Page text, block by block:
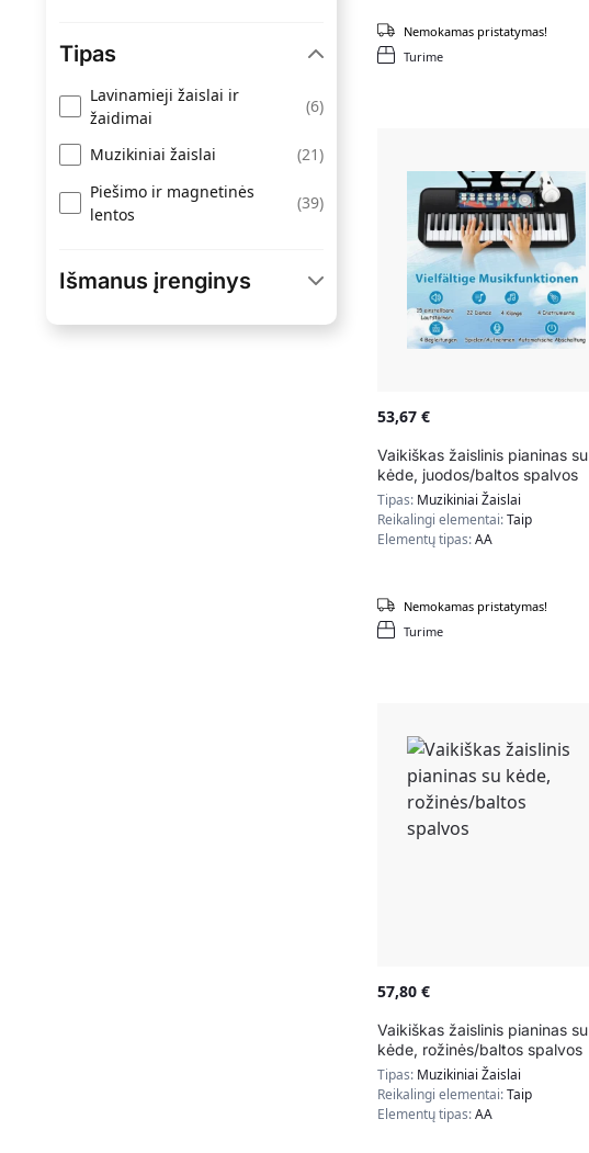
Turime
Nemokamas pristatymas!
53,67€
Vaikiškas žaislinis pianinas su
kėde, juodos/baltos spalvos
Tipas: Muzikiniai Žaislai
Reikalingi elementai:Taip
Elementų tipas:AA
Turime
Nemokamas pristatymas!
57,80€
Vaikiškas žaislinis pianinas su
kėde, rožinės/baltos spalvos
Tipas: Muzikiniai Žaislai
Reikalingi elementai:Taip
Elementų tipas:AA
Tipas
Lavinamieji žaislai ir
žaidimai
(6)
Muzikiniai žaislai (21)
Piešimo ir magnetinės
lentos
(39)
Išmanus įrenginys
Ne (32)